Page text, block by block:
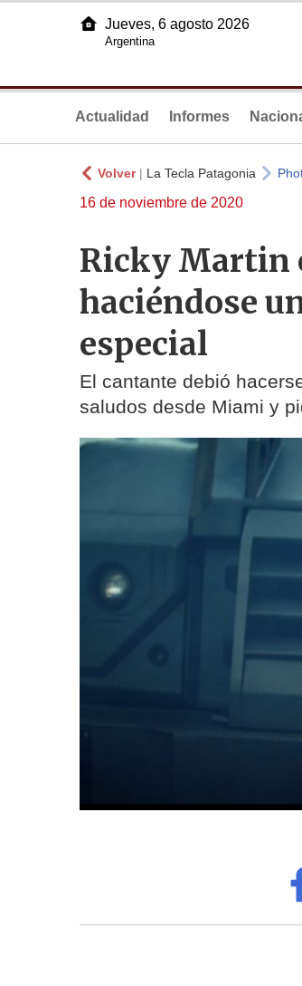
Jueves, 6 agosto 2026
Argentina
Actualidad Informes
Volver| La Tecla Patagonia
16 de noviembre de 2020
Ricky Martin
haciéndose
especial
El cantante debió
saludos desde Miami y